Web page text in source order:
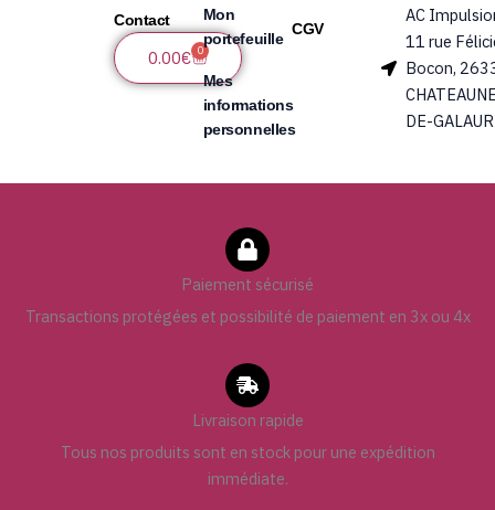
Contact
0.00€ 0
Panier
Mon
portefeuille
Mes
informations
personnelles
CGV
AC
11 rue
Bocon,
DE-
Paiement sécurisé
Transactions protégées et possibilité de paiement en 3x ou 4x
Livraison rapide
Tous nos produits sont en stock pour une expédition
immédiate.